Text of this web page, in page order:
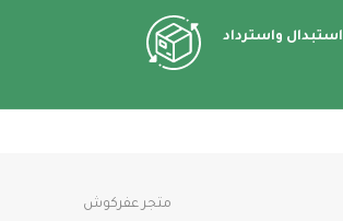
استبدال واسترداد
متجر عفركوش